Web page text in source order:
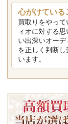
心がけている
買取りをやっ
ィオに対する
い出深いオー
を正しく判断
います。